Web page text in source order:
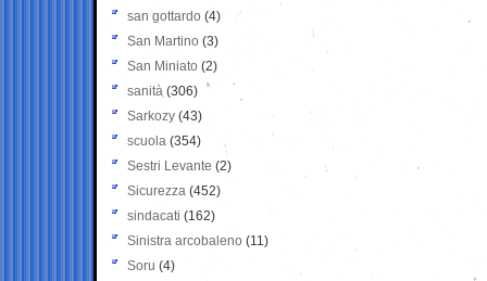
san gottardo (4)
San Martino (3)
San Miniato (2)
sanità (306)
Sarkozy (43)
scuola (354)
Sestri Levante (2)
Sicurezza (452)
sindacati (162)
Sinistra arcobaleno (11)
Soru (4)